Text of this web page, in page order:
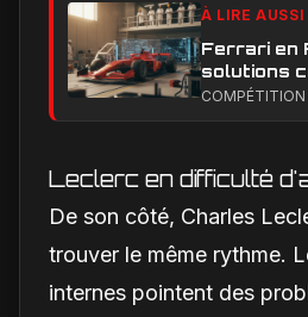
À LIRE AUSSI
Ferrari en
solutions
pour
COMPÉTITION
Leclerc en difficulté
De son côté, Charles
trouver le même rythme.
internes pointent des